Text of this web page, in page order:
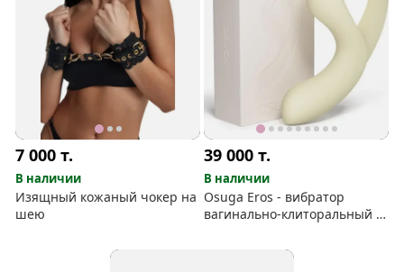
7 000т.
В наличии
Изящный кожаный чокер на
шею
39 000т.
В наличии
Osuga Eros - вибратор
вагинально-клиторальный с
подогревом и особенной